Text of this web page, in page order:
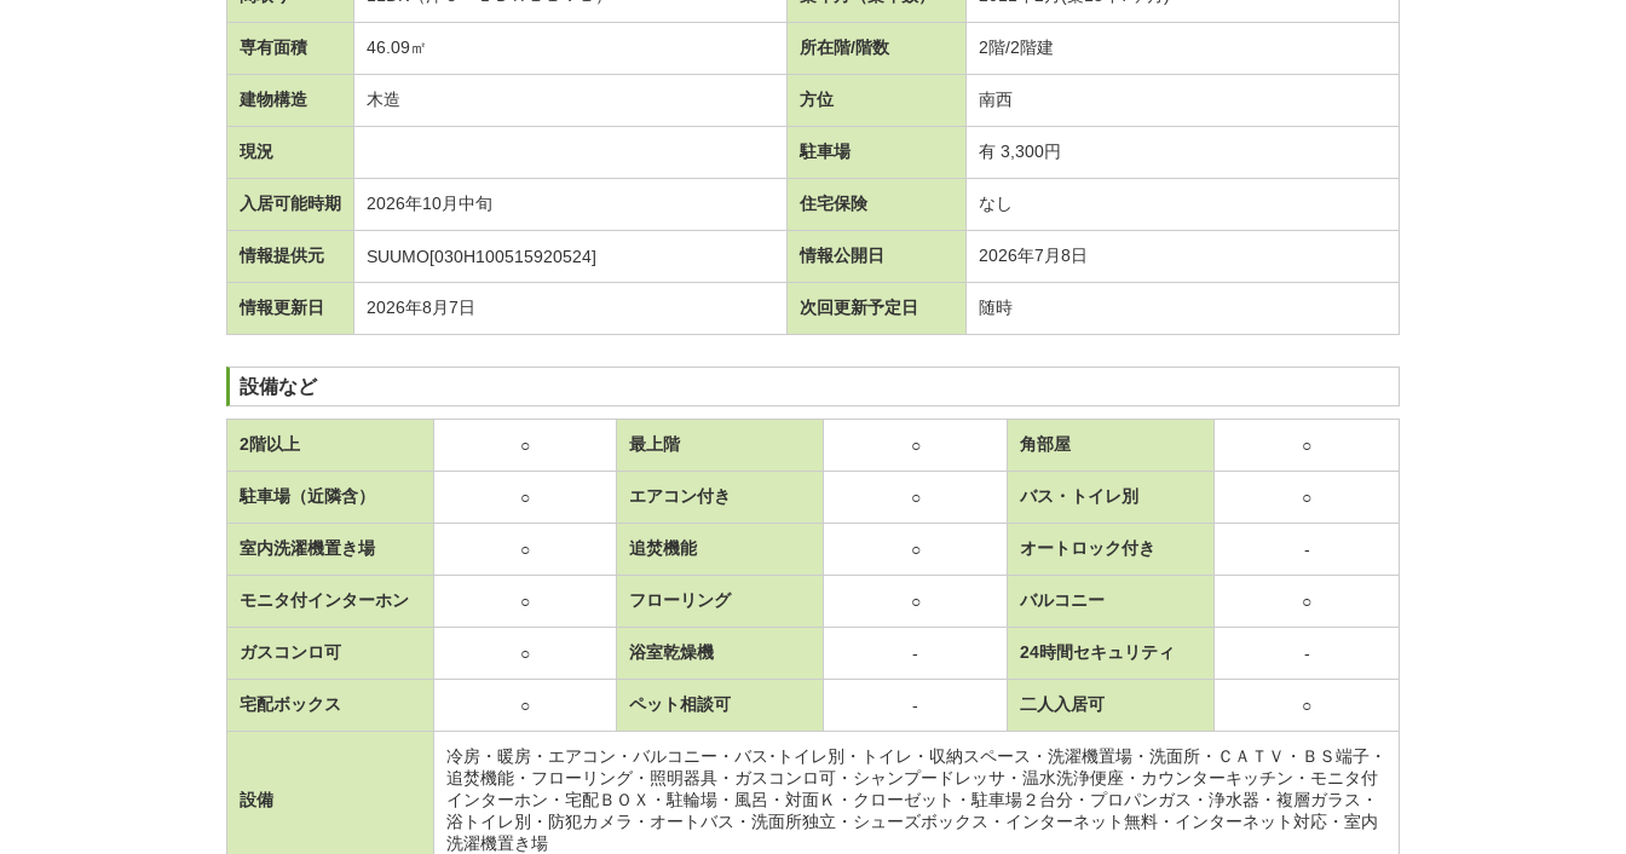
専有面積 46.09㎡ 所在階/階数 2階/2階建
建物構造 木造 方位 南西
現況 駐車場 有 3,300円
入居可能時期 2026年10月中旬 住宅保険 なし
情報提供元 SUUMO[030H100515920524] 情報公開日 2026年7月8日
情報更新日 2026年8月7日 次回更新予定日 随時
設備など
2階以上 ○ 最上階 ○ 角部屋 ○
駐車場（近隣含） ○ エアコン付き ○ バス・トイレ別 ○
室内洗濯機置き場 ○ 追焚機能 ○ オートロック付き -
モニタ付インターホン ○ フローリング ○ バルコニー ○
ガスコンロ可 ○ 浴室乾燥機 - 24時間セキュリティ -
宅配ボックス ○ ペット相談可 - 二人入居可 ○
設備
冷房・暖房・エアコン・バルコニー・バス･トイレ別・トイレ・収納スペース・洗濯機置場・洗面所・ＣＡＴＶ・ＢＳ端子・
追焚機能・フローリング・照明器具・ガスコンロ可・シャンプードレッサ・温水洗浄便座・カウンターキッチン・モニタ付
インターホン・宅配ＢＯＸ・駐輪場・風呂・対面Ｋ・クローゼット・駐車場２台分・プロパンガス・浄水器・複層ガラス・
浴トイレ別・防犯カメラ・オートバス・洗面所独立・シューズボックス・インターネット無料・インターネット対応・室内
洗濯機置き場